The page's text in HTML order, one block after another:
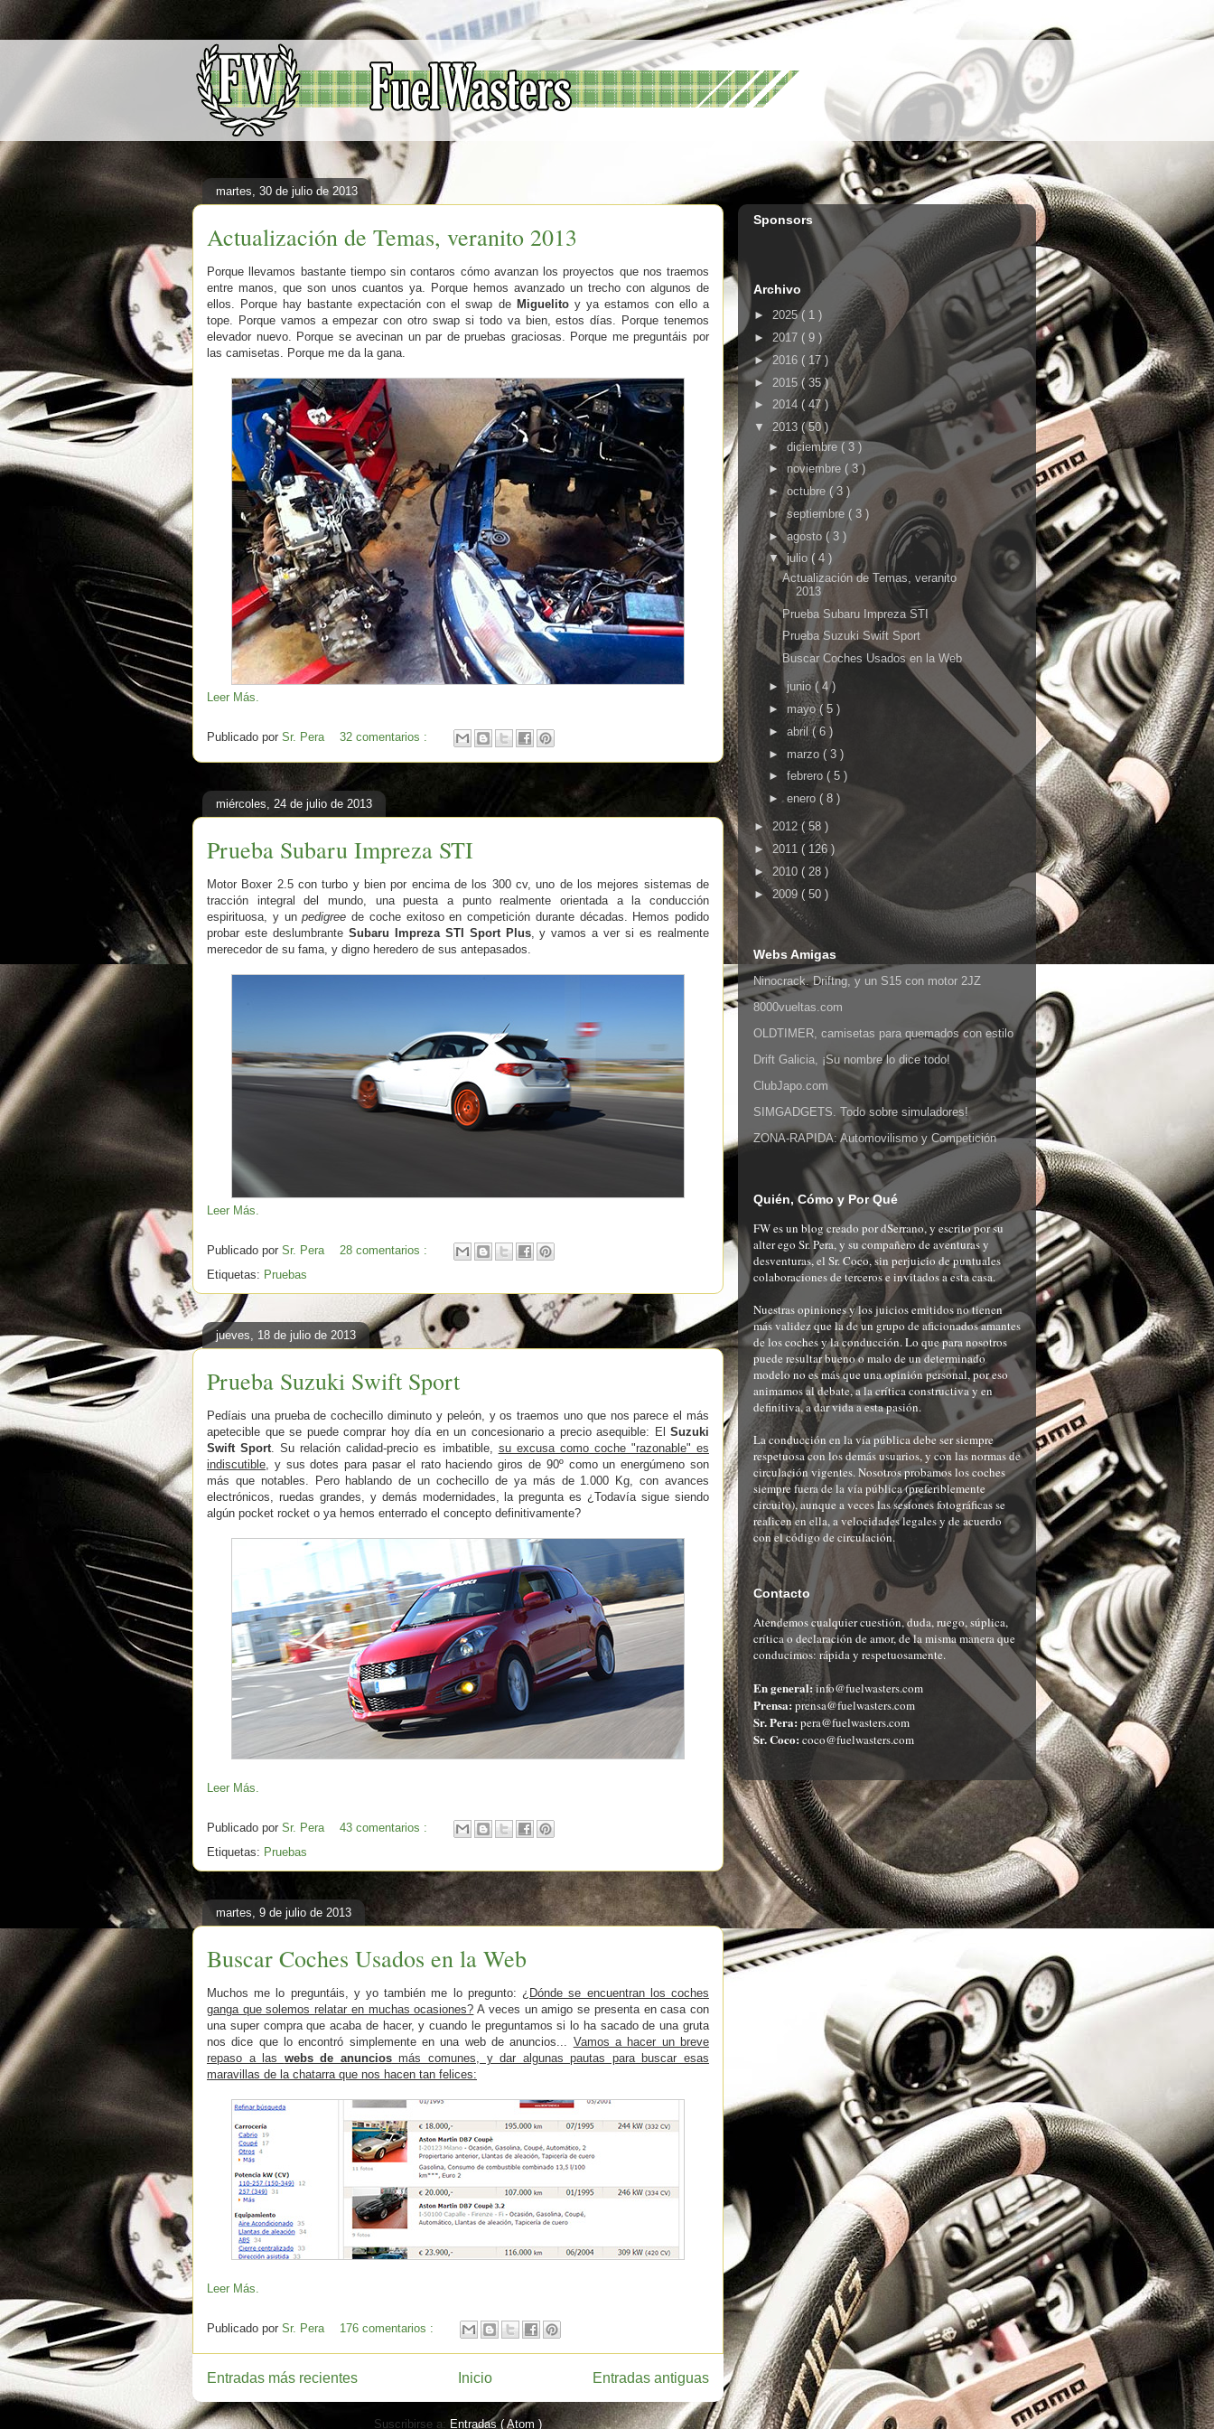
martes, 30 de julio de 2013
Actualización de Temas, veranito 2013
Porque llevamos bastante tiempo sin contaros cómo avanzan los proyectos que nos traemos
entre manos, que son unos cuantos ya. Porque hemos avanzado un trecho con algunos de
ellos. Porque hay bastante expectación con el swap de Miguelitoy ya estamos con ello a
tope. Porque vamos a empezar con otro swap si todo va bien, estos días. Porque tenemos
elevador nuevo. Porque se avecinan un par de pruebas graciosas. Porque me preguntáis por
las camisetas. Porque me da la gana.
Leer Más.
Publicado por Sr. Pera 32 comentarios :
miércoles, 24 de julio de 2013
Prueba Subaru Impreza STI
Motor Boxer 2.5 con turbo y bien por encima de los 300 cv, uno de los mejores sistemas de
tracción integral del mundo, una puesta a punto realmente orientada a la conducción
espirituosa, y unpedigree de coche exitoso en competición durante décadas. Hemos podido
probar este deslumbrante Subaru Impreza STI Sport Plus, y vamos a ver si es realmente
merecedor de su fama, y digno heredero de sus antepasados.
Leer Más.
Publicado por Sr. Pera
28 comentarios :
Etiquetas: Pruebas
jueves, 18 de julio de 2013
Prueba Suzuki Swift Sport
Pedíais una prueba de cochecillo diminuto y peleón, y os traemos uno que nos parece el más
apetecible que se puede comprar hoy día en un concesionario a precio asequible: El Suzuki
Swift Sport. Su relación calidad-precio es imbatible, su excusa como coche "razonable" es
indiscutible, y sus dotes para pasar el rato haciendo giros de 90º como un energúmeno son
más que notables. Pero hablando de un cochecillo de ya más de 1.000 Kg, con avances
electrónicos, ruedas grandes, y demás modernidades, la pregunta es ¿Todavía sigue siendo
algún pocket rocket o ya hemos enterrado el concepto definitivamente?
Leer Más.
Publicado por Sr. Pera
43 comentarios :
Etiquetas: Pruebas
martes, 9 de julio de 2013
Buscar Coches Usados en la Web
Muchos me lo preguntáis, y yo también me lo pregunto:¿Dónde se encuentran los coches
ganga que solemos relatar en muchas ocasiones? A veces un amigo se presenta en casa con
una super compra que acaba de hacer, y cuando le preguntamos si lo ha sacado de una gruta
nos dice que lo encontró simplemente en una web de anuncios... Vamos a hacer un breve
repaso a las webs de anunciosmás comunes, y dar algunas pautas para buscar esas
maravillas de la chatarra que nos hacen tan felices:
Leer Más.
Publicado por Sr. Pera 176 comentarios :
Entradas más recientes Entradas antiguas
Inicio
Suscribirse a: Entradas ( Atom )
Sponsors
Archivo
► 2025( 1 )
► 2017 ( 9 )
►2016 ( 17 )
► 2015 ( 35 )
► 2014 ( 47 )
▼ 2013 ( 50 )
► diciembre ( 3 )
► noviembre ( 3 )
►octubre ( 3 )
► septiembre ( 3 )
►agosto ( 3 )
▼julio ( 4 )
Actualización de Temas, veranito
2013
Prueba Subaru Impreza STI
Prueba Suzuki Swift Sport
Buscar Coches Usados en la Web
►junio( 4 )
► mayo( 5 )
► abril( 6 )
► marzo ( 3 )
► febrero ( 5 )
► enero ( 8 )
► 2012 ( 58 )
► 2011 ( 126 )
► 2010 ( 28 )
►2009 ( 50 )
Webs Amigas
Ninocrack. Driftng, y un S15 con motor 2JZ
8000vueltas.com
OLDTIMER, camisetas para quemados con estilo
Drift Galicia, ¡Su nombre lo dice todo!
ClubJapo.com
SIMGADGETS. Todo sobre simuladores!
ZONA-RAPIDA: Automovilismo y Competición
Quién, Cómo y Por Qué
FW es un blog creado por dSerrano, y escrito por su
alter ego Sr. Pera, y su compañero de aventuras y
desventuras, el Sr. Coco, sin perjuicio de puntuales
colaboraciones de terceros e invitados a esta casa.
Nuestras opiniones y los juicios emitidos no tienen
más validez que la de un grupo de aficionados amantes
de los coches y la conducción. Lo que para nosotros
puede resultar bueno o malo de un determinado
modelo no es más que una opinión personal, por eso
animamos al debate, a la crítica constructiva y en
definitiva, a dar vida a esta pasión.
La conducción en la vía pública debe ser siempre
respetuosa con los demás usuarios, y con las normas de
circulación vigentes. Nosotros probamos los coches
siempre fuera de la vía pública (preferiblemente
circuito), aunque a veces las sesiones fotográficas se
realicen en ella, a velocidades legales y de acuerdo
con el código de circulación.
Contacto
Atendemos cualquier cuestión, duda, ruego, súplica,
crítica o declaración de amor, de la misma manera que
conducimos: rápida y respetuosamente.
En general:info@fuelwasters.com
Prensa: prensa@fuelwasters.com
Sr. Pera:pera@fuelwasters.com
Sr. Coco:coco@fuelwasters.com